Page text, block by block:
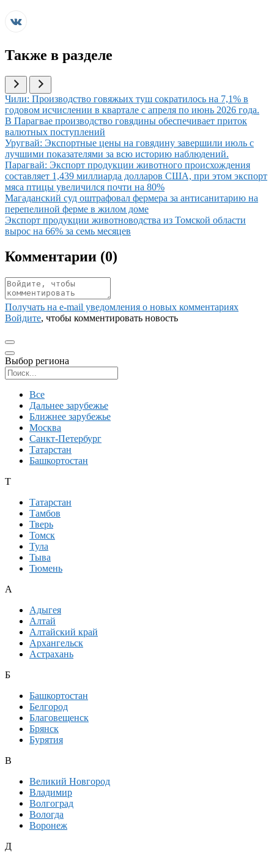
Также в разделе
Иллюстрация новости
Чили: Производство говяжьих туш сократилось на 7,1% в
годовом исчислении в квартале с апреля по июнь 2026 года.
Иллюстрация новости
В Парагвае производство говядины обеспечивает приток
валютных поступлений
Иллюстрация новости
Уругвай: Экспортные цены на говядину завершили июль с
лучшими показателями за всю историю наблюдений.
Иллюстрация новости
Парагвай: Экспорт продукции животного происхождения
составляет 1,439 миллиарда долларов США, при этом экспорт
мяса птицы увеличился почти на 80%
Иллюстрация новости
Магаданский суд оштрафовал фермера за антисанитарию на
перепелиной ферме в жилом доме
Иллюстрация новости
Экспорт продукции животноводства из Томской области
вырос на 66% за семь месяцев
Комментарии (0)
Получать на e‑mail уведомления о новых комментариях
Войдите, чтобы комментировать новость
Выбор региона
Все
Дальнее зарубежье
Ближнее зарубежье
Москва
Санкт-Петербург
Татарстан
Башкортостан
Т
Татарстан
Тамбов
Тверь
Томск
Тула
Тыва
Тюмень
А
Адыгея
Алтай
Алтайский край
Архангельск
Астрахань
Б
Башкортостан
Белгород
Благовещенск
Брянск
Бурятия
В
Великий Новгород
Владимир
Волгоград
Вологда
Воронеж
Д